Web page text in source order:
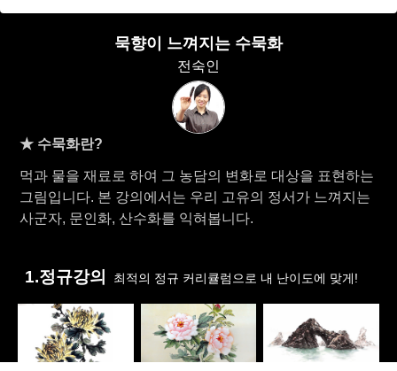
묵향이 느껴지는 수묵화
전숙인
★ 수묵화란?
먹과 물을 재료로 하여 그 농담의 변화로 대상을 표현하는
그림입니다. 본 강의에서는 우리 고유의 정서가 느껴지는
사군자, 문인화, 산수화를 익혀봅니다.
1.정규강의 최적의 정규 커리큘럼으로 내 난이도에 맞게!